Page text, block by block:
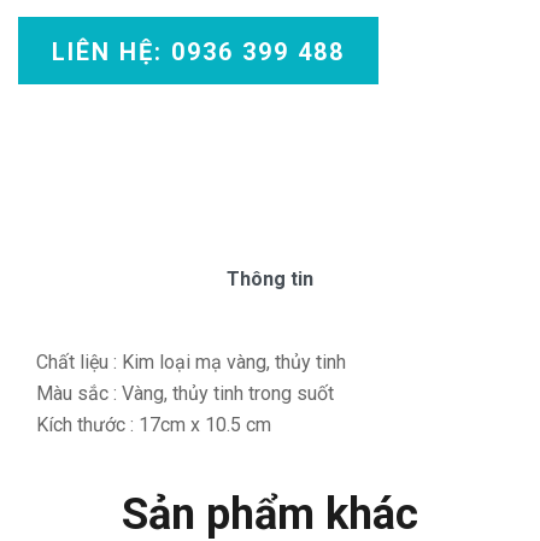
LIÊN HỆ: 0936 399 488
Thông tin
Chất liệu : Kim loại mạ vàng, thủy tinh
Màu sắc : Vàng, thủy tinh trong suốt
Kích thước : 17cm x 10.5 cm
Sản phẩm khác